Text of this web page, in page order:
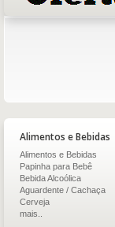
Alimentos e Bebidas
Alimentos e Bebidas
Papinha para Bebê
Bebida Alcoólica
Aguardente / Cachaça
Cerveja
mais..